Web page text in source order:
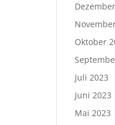
Oktober
Juli 2023
Juni 2023
Mai 2023